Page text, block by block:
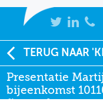
NIEUWS
BIJEENKOMSTEN
KENNISBANK
TERUG NAAR
Presentatie
bijeenkomst
Soort:
Auteur:
Datum:
10-